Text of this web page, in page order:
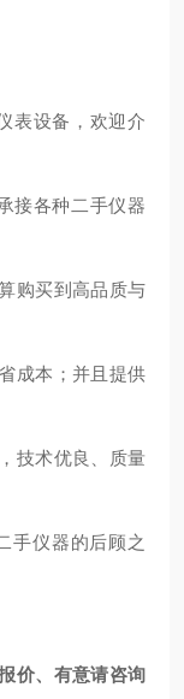
表设备，欢迎介
接各种二手仪器
购买到高品质与
成本；并且提供
技术优良、质量
手仪器的后顾之
价、有意请咨询